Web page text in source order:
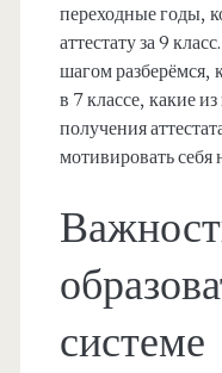
переходные годы,
аттестату за 9
шагом разберёмся,
в 7 классе, какие
получения
мотивировать себя
системе